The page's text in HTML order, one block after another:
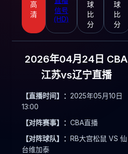
高
清
信号
(HD)
球
比
分
球
比
分
2026年04月24日 CBA
江苏vs辽宁直播
【直播时间】： 2025年05月10日
13:00
【对阵赛事】： CBA直播
【对阵球队】： RB大宫松鼠 VS 仙
台维加泰